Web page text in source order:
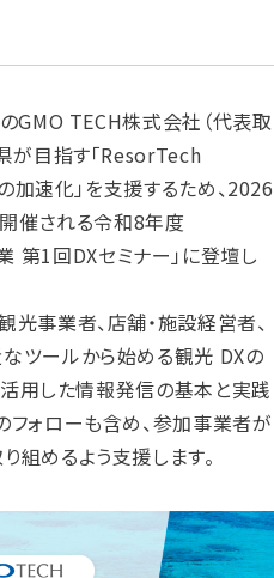
GMO TECH株式会社（代表取
が目指す「ResorTech
速化」を支援するため、2026
催される令和8年度
第1回DXセミナー」に登壇し
事業者、店舗・施設経営者、
ツールから始める観光 DXの
用した情報発信の基本と実践
フォローも含め、参加事業者が
組めるよう支援します。